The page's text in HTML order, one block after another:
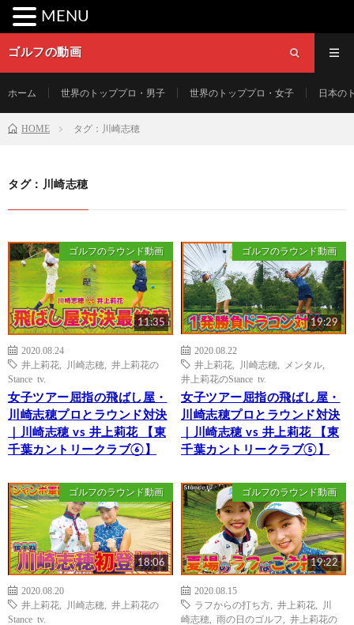
ゴルフの動画
ホーム 世界のトッププロ・男子 世界のトッププロ・女子 日本の
HOME タグ：川崎志穂
タグ：川崎志穂
ゴルフのラウンド動画
11:35
2020.08.24
井上莉花
川崎志穂
井上莉花の
Stance tv.
女子ツアー屈指の飛ばし屋・
川崎志穂プロとラウンド対決
｜川崎志穂 vs 井上莉花 【東
千葉カントリークラブ⑥】
ゴルフのラウンド動画
19:29
2020.08.22
井上莉花
川崎志穂 メンタル
井上莉花のStance tv.
女子ツアー屈指の飛ばし屋・
川崎志穂プロとラウンド対決
｜川崎志穂 vs 井上莉花 【東
千葉カントリークラブ⑤】
ゴルフのラウンド動画
18:06
2020.08.20
井上莉花
川崎志穂
井上莉花の
Stance tv.
ゴルフのラウンド動画
19:22
2020.08.15
ラフからの打ち方
井上莉花
川
崎志穂
雨の日のゴルフ
井上莉花の
MENU